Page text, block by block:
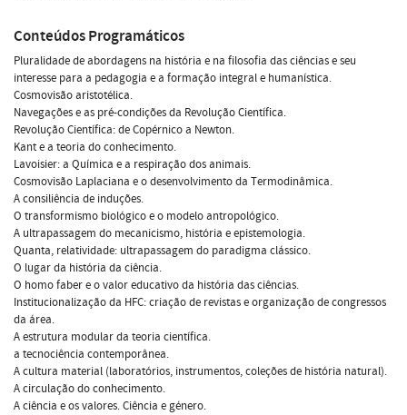
Conteúdos Programáticos
Pluralidade de abordagens na história e na filosofia das ciências e seu
interesse para a pedagogia e a formação integral e humanística.
Cosmovisão aristotélica.
Navegações e as pré-condições da Revolução Científica.
Revolução Científica: de Copérnico a Newton.
Kant e a teoria do conhecimento.
Lavoisier: a Química e a respiração dos animais.
Cosmovisão Laplaciana e o desenvolvimento da Termodinâmica.
A consiliência de induções.
O transformismo biológico e o modelo antropológico.
A ultrapassagem do mecanicismo, história e epistemologia.
Quanta, relatividade: ultrapassagem do paradigma clássico.
O lugar da história da ciência.
O homo faber e o valor educativo da história das ciências.
Institucionalização da HFC: criação de revistas e organização de congressos
da área.
A estrutura modular da teoria científica.
a tecnociência contemporânea.
A cultura material (laboratórios, instrumentos, coleções de história natural).
A circulação do conhecimento.
A ciência e os valores. Ciência e género.